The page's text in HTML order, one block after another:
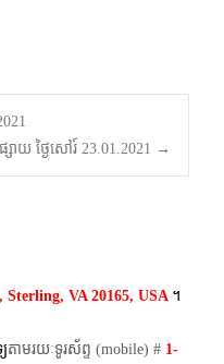
សាយ ថ្ងៃសៅរ៍ 23.01.2021 →
VA 20165, USA ។​
តាមរយៈទូរស័ព្ទ​ (mobile)​ # 1-